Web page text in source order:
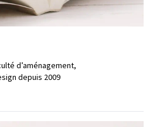
d’aménagement,
depuis 2009